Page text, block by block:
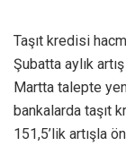
Taşıt kredisi
Şubatta aylık
Martta talepte
bankalarda taşıt
151,5’lik artışla